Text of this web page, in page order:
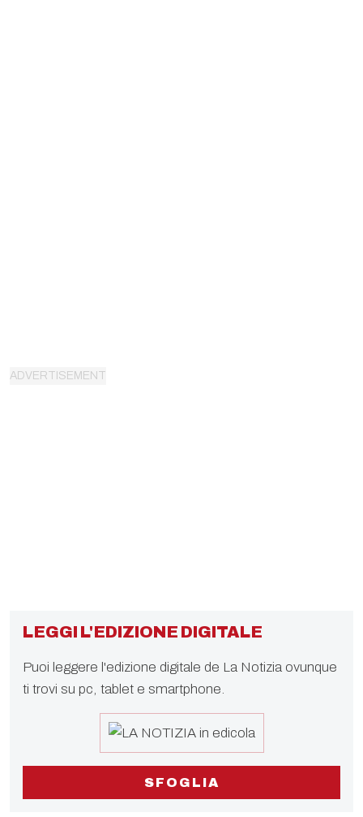
LEGGI L'EDIZIONE DIGITALE
Puoi leggere l'edizione digitale de La Notizia ovunque
ti trovi su pc, tablet e smartphone.
SFOGLIA